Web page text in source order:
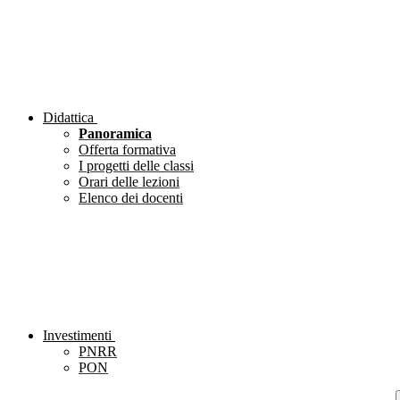
Didattica
Panoramica
Offerta formativa
I progetti delle classi
Orari delle lezioni
Elenco dei docenti
Investimenti
PNRR
PON